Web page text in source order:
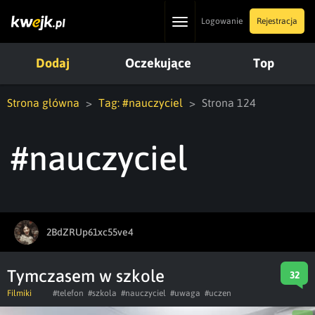
ToggleLogowanie Rejestracja
Dodaj Oczekujące Top
Strona główna Tag: #nauczyciel Strona 124
#nauczyciel
2BdZRUp61xc55ve4
Tymczasem w szkole 32
Filmiki #telefon #szkola #nauczyciel #uwaga #uczen